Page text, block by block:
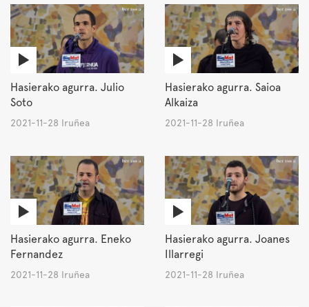
Hasierako agurra. Julio
Soto
2021-11-28 Iruñea
Hasierako agurra. Saioa
Alkaiza
2021-11-28 Iruñea
Hasierako agurra. Eneko
Fernandez
2021-11-28 Iruñea
Hasierako agurra. Joanes
Illarregi
2021-11-28 Iruñea